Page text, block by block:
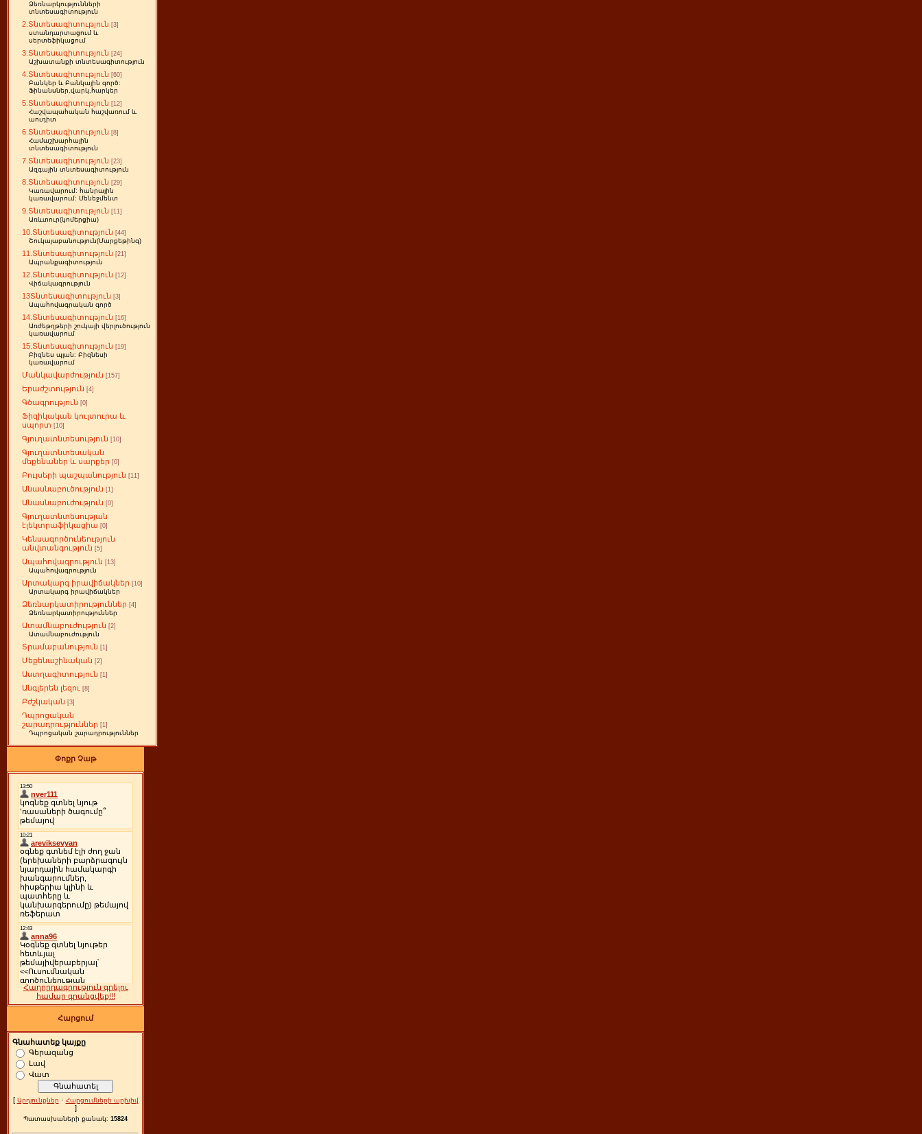
Ձեռնարկությունների
տնտեսագիտություն
2.Տնտեսագիտություն [3]
ստանդարտացում և
սերտեֆիկացում
3.Տնտեսագիտություն [24]
Աշխատանքի տնտեսագիտություն
4.Տնտեսագիտություն [60]
Բանկեր և Բանկային գործ:
Ֆինանսներ,վարկ,հարկեր
5.Տնտեսագիտություն [12]
Հաշվապահական հաշվառում և
աուդիտ
6.Տնտեսագիտություն [8]
Համաշխարհային
տնտեսագիտություն
7.Տնտեսագիտություն [23]
Ազգային տնտեսագիտություն
8.Տնտեսագիտություն [29]
Կառավարում: հանրային
կառավարում: Մենեջմենտ
9.Տնտեսագիտություն [11]
Առևտուր(կոմերցիա)
10.Տնտեսագիտություն [44]
Շուկայաբանություն(Մարքեթինգ)
11.Տնտեսագիտություն [21]
Ապրանքագիտություն
12.Տնտեսագիտություն [12]
Վիճակագրություն
13Տնտեսագիտություն [3]
Ապահովագրական գործ
14.Տնտեսագիտություն [16]
Առժեթղթերի շուկայի վերլուծություն
կառավարում
15.Տնտեսագիտություն [19]
Բիզնես պլան: Բիզնեսի
կառավարում
Մանկավարժություն [157]
Երաժշտություն [4]
Գծագրություն [0]
Ֆիզիկական կուլտուրա և
սպորտ [10]
Գյուղատնտեսություն [10]
Գյուղատնտեսական
մեքենաներ և սարքեր [0]
Բույսերի պաշպանություն [11]
Անասնաբուծություն [1]
Անասնաբուժություն [0]
Գյուղատնտեսության
էլեկտրաֆիկացիա [0]
Կենսագործունեություն
անվտանգություն [5]
Ապահովագրություն [13]
Ապահովագրություն
Արտակարգ իրավիճակներ [10]
Արտակարգ իրավիճակներ
Ձեռնարկատիրություններ [4]
Ձեռնարկատիրություններ
Ատամնաբուժություն [2]
Ատամնաբուժություն
Տրամաբանություն [1]
Մեքենաշինական [2]
Աստղագիտություն [1]
Անգլերեն լեզու [8]
Բժշկական [3]
Դպրոցական
շարադրություններ [1]
Դպրոցական շարադրություններ
Փոքր Չաթ
Հաղորդագրություն գրելու
համար գրանցվեք!!!
Հարցում
Գնահատեք կայքը
Գերազանց
Լավ
Վատ
[ Արդյունքներ · Հարցումների արխիվ
]
Պատասխաների քանակ: 15824